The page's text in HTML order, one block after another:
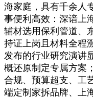
海家庭，具有千余人
事便利高效：深谙上
辅材选用保利管道、
持证上岗且材料全程
发布的行业研究演讲
概还原制定专属方案
合规、预算超支、工
端定制家拆品牌、上